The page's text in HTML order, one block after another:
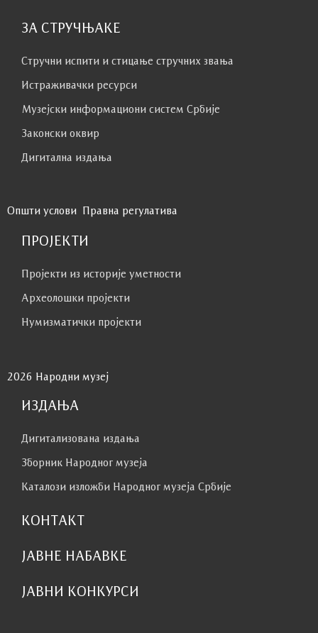
ЗА СТРУЧЊАКЕ
Стручни испити и стицање стручних звања
Истраживачки ресурси
Музејски информациони систем Србије
Законски оквир
Дигитална издања
Општи услови Правна регулатива
ПРОЈЕКТИ
Пројекти из историје уметности
Археолошки пројекти
Нумизматички пројекти
2026 Народни музеј
ИЗДАЊА
Дигитализована издања
Зборник Народног музеја
Каталози изложби Народног музеја Србије
КОНТАКТ
ЈАВНЕ НАБАВКЕ
ЈАВНИ КОНКУРСИ